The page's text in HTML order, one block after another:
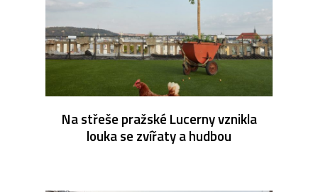
Na střeše pražské Lucerny vznikla
louka se zvířaty a hudbou